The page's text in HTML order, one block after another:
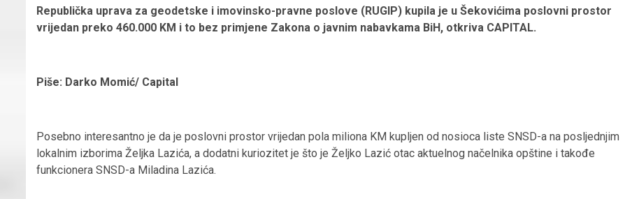
Republička uprava za geodetske i imovinsko-pravne poslove (RUGIP) kupila je u Šekovićima poslovni prostor
vrijedan preko 460.000 KM i to bez primjene Zakona o javnim nabavkama BiH, otkriva CAPITAL.
Piše: Darko Momić/ Capital
Posebno interesantno je da je poslovni prostor vrijedan pola miliona KM kupljen od nosioca liste SNSD-a na posljednjim
lokalnim izborima Željka Lazića, a dodatni kuriozitet je što je Željko Lazić otac aktuelnog načelnika opštine i takođe
funkcionera SNSD-a Miladina Lazića.